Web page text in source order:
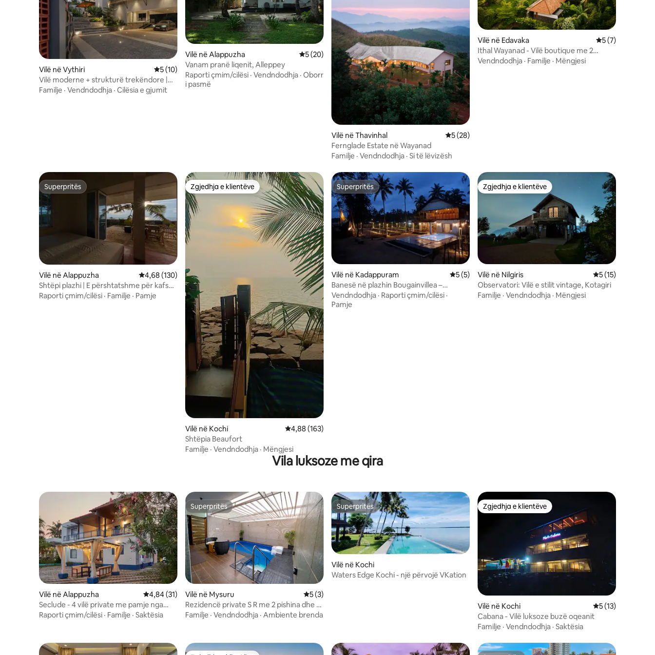
Vilë në Vythiri Vlerësimi mesatar 5 nga 5, 10 vlerësime
5 (10)
Vilë moderne + strukturë trekëndore |
Pishinë e pafundme - Casa Maya
Familje · Vendndodhja · Cilësia e gjumit
Vilë në Alappuzha Vlerësimi mesatar 5 nga 5, 20 vlerësime
5 (20)
Vanam pranë liqenit, Alleppey
Raporti çmim/cilësi · Vendndodhja · Oborr
i pasmë
Vilë në Thavinhal Vlerësimi mesatar 5 nga 5, 28 vlerësime
5 (28)
Fernglade Estate në Wayanad
Familje · Vendndodhja · Si të lëvizësh
Vilë në Edavaka Vlerësimi
5 (7)
Ithal Wayanad - Vilë boutique me 2
dhoma gjumi
Vendndodhja · Familje · Mëngjesi
Superpritës
Superpritës
Vilë në Alappuzha Vlerësimi mesatar 4,68 nga 5, 130 vlerësime
4,68 (130)
Shtëpi plazhi | E përshtatshme për kafshë
shtëpiake buzë plazhit 1bhk vilë
Raporti çmim/cilësi · Familje · Pamje
Zgjedhja e klientëve
Zgjedhja e klientëve
Vilë në Kochi Vlerësimi mesatar 4,88 nga 5, 163 vlerësime
4,88 (163)
Shtëpia Beaufort
Familje · Vendndodhja · Mëngjesi
Superpritës
Superpritës
Vilë në Kadappuram Vlerësimi mesatar 5 nga 5, 5 vlerësime
5 (5)
Banesë në plazhin Bougainvillea –
Guruvayur – Chavakkad
Vendndodhja · Raporti çmim/cilësi ·
Pamje
Zgjedhja e klientëve
Zgjedhja e klientëve
Vilë në Nilgiris Vlerësimi mesatar
5 (15)
Observatori: Vilë e stilit vintage, Kotagiri
Familje · Vendndodhja · Mëngjesi
Vila luksoze me qira
Vilë në Alappuzha Vlerësimi mesatar 4,84 nga 5, 31 vlerësime
4,84 (31)
Seclude - 4 vilë private me pamje nga
liqeni BHK, Alleppey
Raporti çmim/cilësi · Familje · Saktësia
Superpritës
Superpritës
Vilë në Mysuru Vlerësimi mesatar 5 nga 5, 3 vlerësime
5 (3)
Rezidencë private S R me 2 pishina dhe 2
xhakuzi
Familje · Vendndodhja · Ambiente brenda
Superpritës
Superpritës
Vilë në Kochi
Waters Edge Kochi - një përvojë VKation
Zgjedhja e klientëve
Zgjedhja e klientëve
Vilë në Kochi Vlerësimi mesatar
5 (13)
Cabana - Vilë luksoze buzë oqeanit
Familje · Vendndodhja · Saktësia